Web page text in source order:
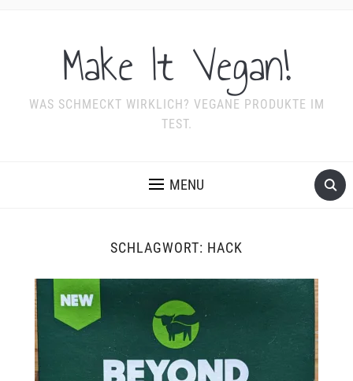
Make It Vegan!
WAS SCHMECKT WIRKLICH? VEGANE PRODUKTE IM
TEST.
MENU
SCHLAGWORT: HACK